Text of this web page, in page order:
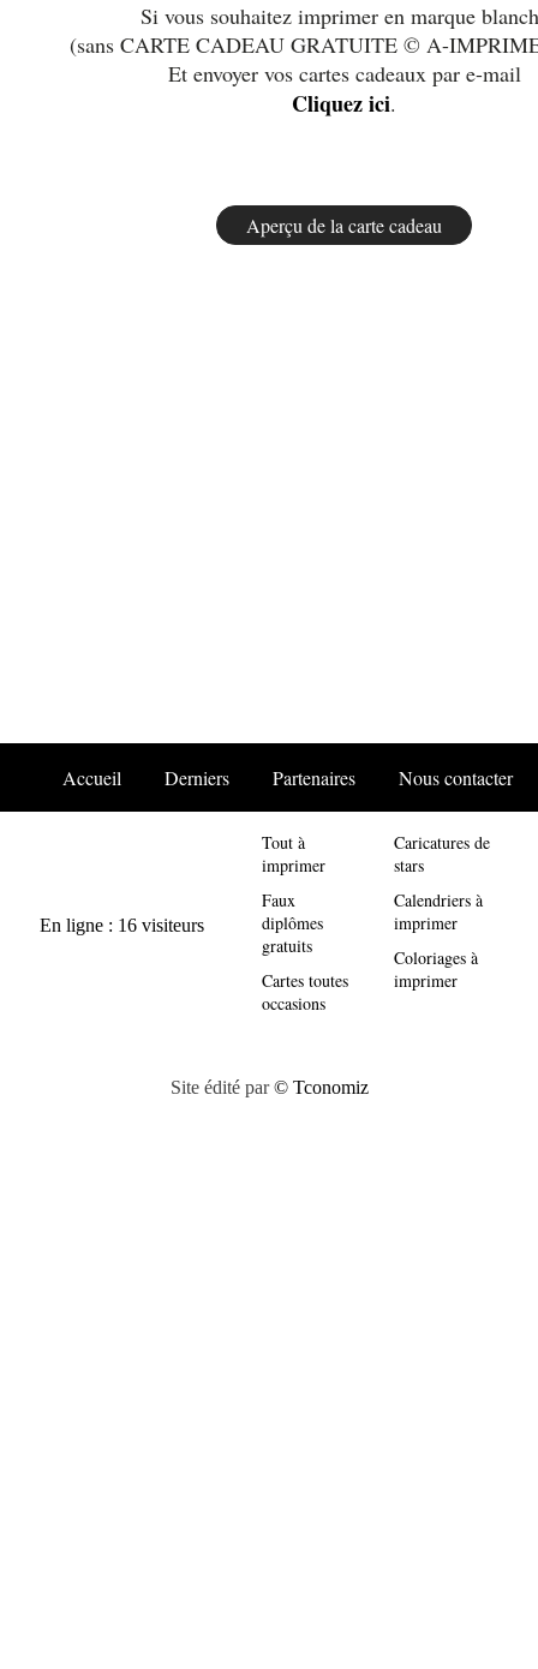
Si vous souhaitez imprimer en marque
(sans CARTE CADEAU GRATUITE © A-
Et envoyer vos cartes cadeaux par e-mail
Cliquez ici.
Accueil Derniers Partenaires Nous contacter
Tout à
imprimer
Faux
diplômes
gratuits
Cartes toutes
occasions
Caricatures de
stars
Calendriers à
imprimer
Coloriages à
imprimer
Site édité par© Tconomiz